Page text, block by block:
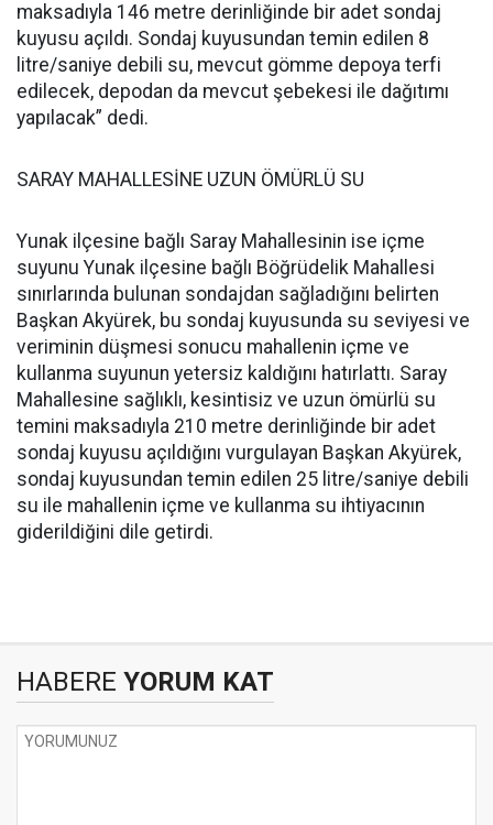
maksadıyla 146 metre derinliğinde bir adet sondaj
kuyusu açıldı. Sondaj kuyusundan temin edilen 8
litre/saniye debili su, mevcut gömme depoya terfi
edilecek, depodan da mevcut şebekesi ile dağıtımı
yapılacak” dedi.
SARAY MAHALLESİNE UZUN ÖMÜRLÜ SU
Yunak ilçesine bağlı Saray Mahallesinin ise içme
suyunu Yunak ilçesine bağlı Böğrüdelik Mahallesi
sınırlarında bulunan sondajdan sağladığını belirten
Başkan Akyürek, bu sondaj kuyusunda su seviyesi ve
veriminin düşmesi sonucu mahallenin içme ve
kullanma suyunun yetersiz kaldığını hatırlattı. Saray
Mahallesine sağlıklı, kesintisiz ve uzun ömürlü su
temini maksadıyla 210 metre derinliğinde bir adet
sondaj kuyusu açıldığını vurgulayan Başkan Akyürek,
sondaj kuyusundan temin edilen 25 litre/saniye debili
su ile mahallenin içme ve kullanma su ihtiyacının
giderildiğini dile getirdi.
HABERE YORUM KAT